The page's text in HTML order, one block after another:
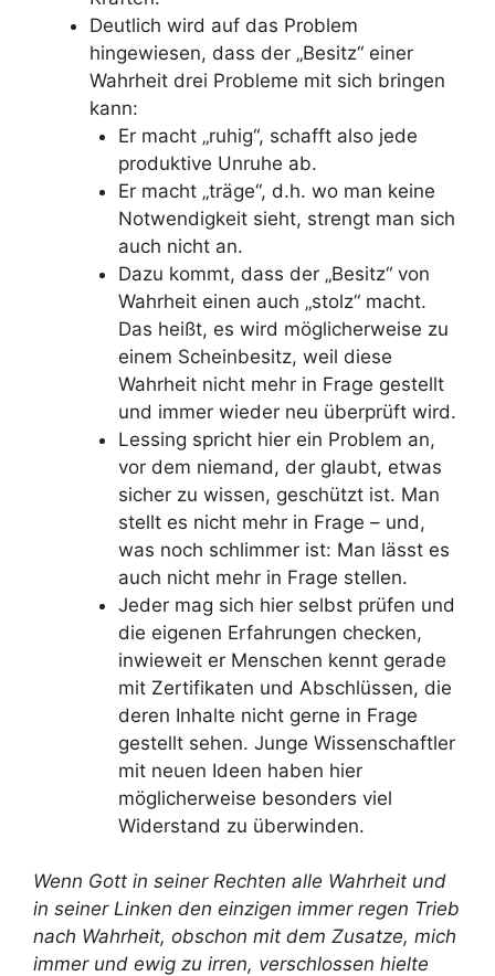
Deutlich wird auf das Problem
hingewiesen, dass der „Besitz“ einer
Wahrheit drei Probleme mit sich bringen
kann:
Er macht „ruhig“, schafft also jede
produktive Unruhe ab.
Er macht „träge“, d.h. wo man keine
Notwendigkeit sieht, strengt man sich
auch nicht an.
Dazu kommt, dass der „Besitz“ von
Wahrheit einen auch „stolz“ macht.
Das heißt, es wird möglicherweise zu
einem Scheinbesitz, weil diese
Wahrheit nicht mehr in Frage gestellt
und immer wieder neu überprüft wird.
Lessing spricht hier ein Problem an,
vor dem niemand, der glaubt, etwas
sicher zu wissen, geschützt ist. Man
stellt es nicht mehr in Frage – und,
was noch schlimmer ist: Man lässt es
auch nicht mehr in Frage stellen.
Jeder mag sich hier selbst prüfen und
die eigenen Erfahrungen checken,
inwieweit er Menschen kennt gerade
mit Zertifikaten und Abschlüssen, die
deren Inhalte nicht gerne in Frage
gestellt sehen. Junge Wissenschaftler
mit neuen Ideen haben hier
möglicherweise besonders viel
Widerstand zu überwinden.
Wenn Gott in seiner Rechten alle Wahrheit und
in seiner Linken den einzigen immer regen Trieb
nach Wahrheit, obschon mit dem Zusatze, mich
immer und ewig zu irren, verschlossen hielte